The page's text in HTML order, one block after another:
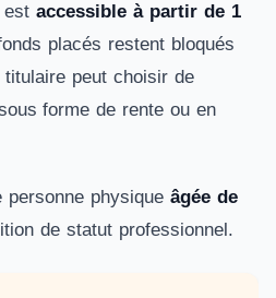
estaccessible à partir de 1
placés restent bloqués
titulaire peut choisir de
forme de rente ou en
physique âgée de
de statut professionnel.